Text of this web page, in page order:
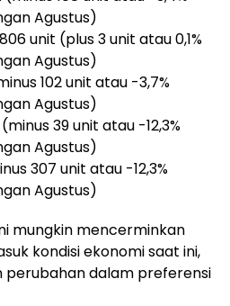
Agustus)
unit (plus 3 unit atau 0,1%
Agustus)
102 unit atau -3,7%
Agustus)
39 unit atau -12,3%
Agustus)
307 unit atau -12,3%
Agustus)
mungkin mencerminkan
kondisi ekonomi saat ini,
perubahan dalam preferensi